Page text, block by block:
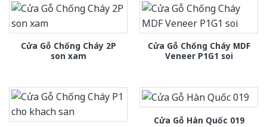
Cửa Gỗ Chống Cháy 2P
son xam
Cửa Gỗ Chống Cháy MDF
Veneer P1G1 soi
Cửa Gỗ Hàn Quốc 019